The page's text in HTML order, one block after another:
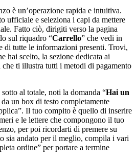
è un’operazione rapida e intuitiva.
ufficiale e seleziona i capi da mettere
Fatto ciò, dirigiti verso la pagina
sul riquadro “Carrello” che vedi in
di tutte le informazioni presenti. Trovi,
hai scelto, la sezione dedicata ai
che ti illustra tutti i metodi di pagamento
al totale, noti la domanda “Hai un
un box di testo completamente
Il tuo compito è quello di inserire
e le lettere che compongono il tuo
per poi ricordarti di premere su
sia andato per il meglio, compila i vari
ordine” per portare a termine